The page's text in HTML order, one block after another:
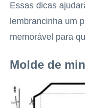
Essas dicas
lembrancinha um
memorável para
Molde de